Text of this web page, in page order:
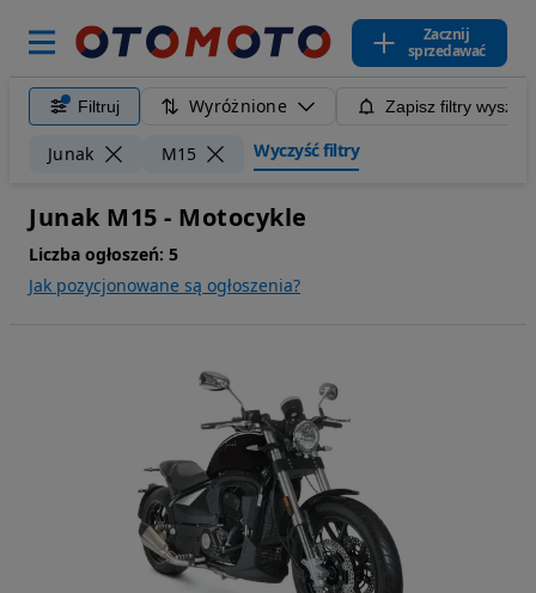
Zacznij
sprzedawać
Filtruj Wyróżnione Zapisz filtry
Junak M15 Wyczyść filtry
Junak M15 - Motocykle
Liczba ogłoszeń: 5
Jak pozycjonowane są ogłoszenia?